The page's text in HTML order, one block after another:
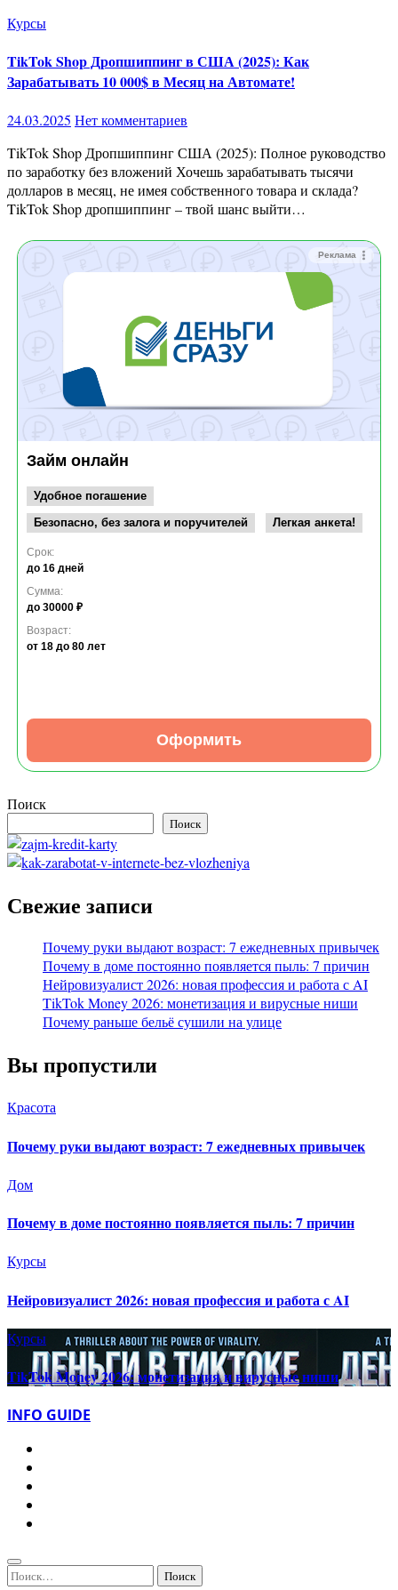
Курсы
TikTok Shop Дропшиппинг в США (2025): Как
Зарабатывать 10 000$ в Месяц на Автомате!
24.03.2025 Нет комментариев
TikTok Shop Дропшиппинг США (2025): Полное руководство
по заработку без вложений Хочешь зарабатывать тысячи
долларов в месяц, не имея собственного товара и склада?
TikTok Shop дропшиппинг – твой шанс выйти…
Реклама
Займ онлайн
Удобное погашение
Безопасно, без залога и поручителей
Легкая анкета!
Срок:
до 16 дней
Сумма:
до 30000 ₽
Возраст:
от 18 до 80 лет
Оформить
Поиск
Поиск
Свежие записи
Почему руки выдают возраст: 7 ежедневных привычек
Почему в доме постоянно появляется пыль: 7 причин
Нейровизуалист 2026: новая профессия и работа с AI
TikTok Money 2026: монетизация и вирусные ниши
Почему раньше бельё сушили на улице
Вы пропустили
Красота
Почему руки выдают возраст: 7 ежедневных привычек
Дом
Почему в доме постоянно появляется пыль: 7 причин
Курсы
Нейровизуалист 2026: новая профессия и работа с AI
Курсы
TikTok Money 2026: монетизация и вирусные ниши
INFO GUIDE
Найти: